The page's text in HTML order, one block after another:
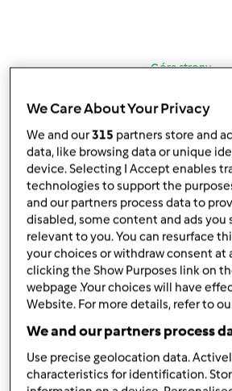
Góra strony
Zalogujlub
monika6500
śr., 10/16/2013 - 15:47
Vol.45
Góra strony
We Care About Your Privacy
We and our315 partners store and
data, like browsing data or unique
device. Selecting I Accept enables
technologies to support the
and our partners process data to
disabled, some content and ads you
relevant to you. You can resurface
your choices or withdraw consent at
clicking the Show Purposes link on
webpage .Your choices will have
Website. For more details, refer to
We and our partners process
Use precise geolocation data.
characteristics for identification.